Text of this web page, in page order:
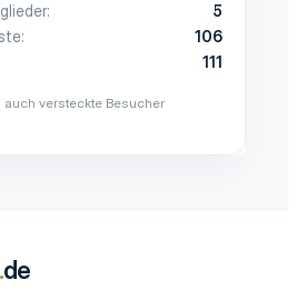
5
106
111
auch versteckte Besucher